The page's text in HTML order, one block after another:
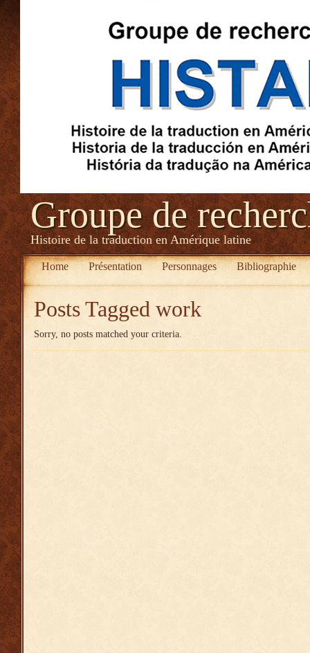
Groupe de
Histoire de la traduction en Amérique latine
Home Présentation Personnages Bibliographie
Posts Tagged work
Sorry, no posts matched your criteria.